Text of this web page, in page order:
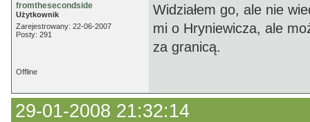
fromthesecondside
Użytkownik
Zarejestrowany: 22-06-2007
Posty: 291
Widziałem go, ale nie
mi o Hryniewicza, ale
za granicą.
Offline
29-01-2008 21:32:14